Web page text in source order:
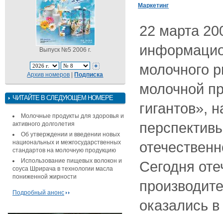
Выпуск №5 2006 г.
Архив номеров |Подписка
ЧИТАЙТЕ В СЛЕДУЮЩЕМ НОМЕРЕ
Молочные продукты для здоровья и
активного долголетия
Об утверждении и введении новых
национальных и межгосударственных
стандартов на молочную продукцию
Использование пищевых волокон и
соуса Шрирача в технологии масла
пониженной жирности
Подробный анонс
Маркетинг
22 марта
молочного
молочной
гигантов»,
Сегодня
оказались